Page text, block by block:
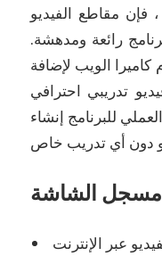
مقاطع الفيديو
رائعة ومدهشة.
كاميرا الويب لإضافة
تدريبي احترافي
للبرنامج إنشاء
عبر الإنترنت